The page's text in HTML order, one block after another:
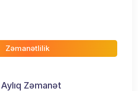
Zəmanətlilik
Zəmanət